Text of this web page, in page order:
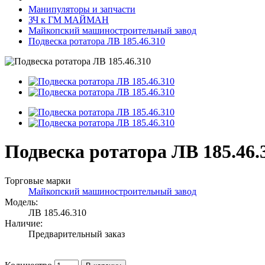
Манипуляторы и запчасти
ЗЧ к ГМ МАЙМАН
Майкопский машиностроительный завод
Подвеска ротатора ЛВ 185.46.310
Подвеска ротатора ЛВ
Торговые марки
Майкопский машиностроительный завод
Модель:
ЛВ 185.46.310
Наличие:
Предварительный заказ